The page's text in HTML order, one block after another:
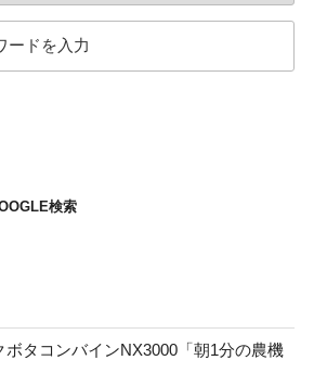
検索
ボタコンバインNX3000「朝1分の農機